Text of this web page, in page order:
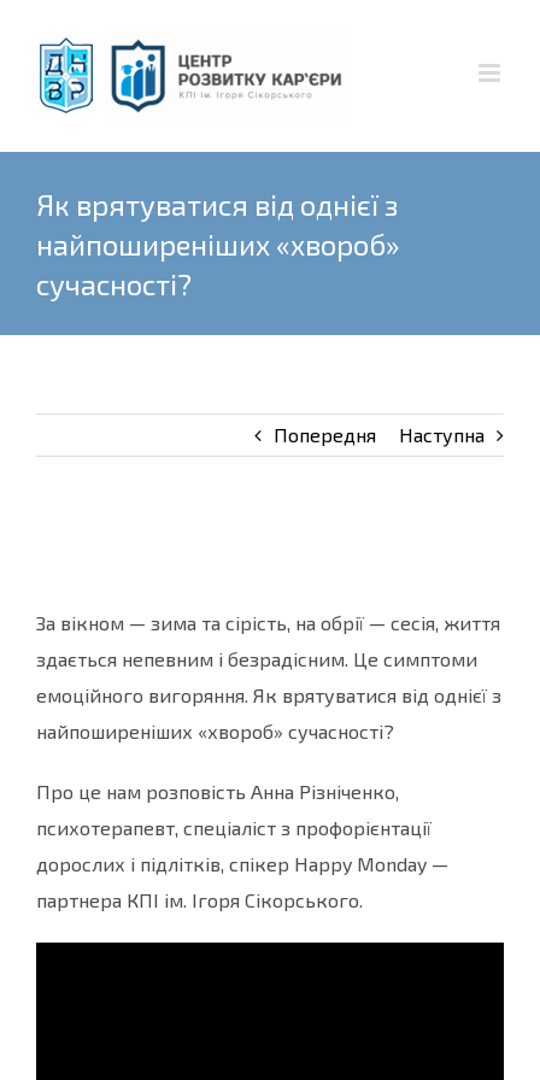
content
Як врятуватися від однієї з
найпоширеніших «хвороб»
сучасності?
Попередня Наступна
За вікном — зима та сірість, на обрії — сесія, життя
здається непевним і безрадісним. Це симптоми
емоційного вигоряння. Як врятуватися від однієї з
найпоширеніших «хвороб» сучасності?
Про це нам розповість Анна Різніченко,
психотерапевт, спеціаліст з профорієнтації
дорослих і підлітків, спікер Happy Monday —
партнера КПІ ім. Ігоря Сікорського.